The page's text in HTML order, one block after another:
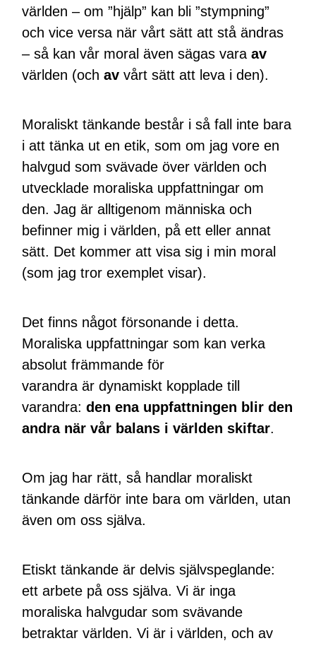
världen – om ”hjälp” kan bli ”stympning”
och vice versa när vårt sätt att stå ändras
– så kan vår moral även sägas varaav
världen (ochavvårt sätt att leva i den).
Moraliskt tänkande består i så fall inte bara
i att tänka ut en etik, som om jag vore en
halvgud som svävade över världen och
utvecklade moraliska uppfattningar om
den. Jag är alltigenom människa och
befinner mig i världen, på ett eller annat
sätt. Det kommer att visa sig i min moral
(som jag tror exemplet visar).
Det finns något försonande i detta.
Moraliska uppfattningar som kan verka
absolut främmande för
varandra är dynamiskt kopplade till
varandra:den ena uppfattningen blir den
andra när vår balans i världen skiftar.
Om jag har rätt, så handlar moraliskt
tänkande därför inte bara om världen, utan
även om oss själva.
Etiskt tänkande är delvis självspeglande:
ett arbete på oss själva. Vi är inga
moraliska halvgudar som svävande
betraktar världen. Vi är i världen, och av